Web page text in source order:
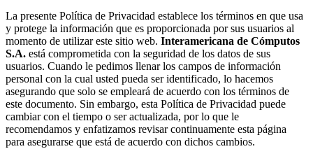
La presente Política de Privacidad establece los términos en que usa
y protege la información que es proporcionada por sus usuarios al
momento de utilizar este sitio web. Interamericana de Cómputos
S.A. está comprometida con la seguridad de los datos de sus
usuarios. Cuando le pedimos llenar los campos de información
personal con la cual usted pueda ser identificado, lo hacemos
asegurando que solo se empleará de acuerdo con los términos de
este documento. Sin embargo, esta Política de Privacidad puede
cambiar con el tiempo o ser actualizada, por lo que le
recomendamos y enfatizamos revisar continuamente esta página
para asegurarse que está de acuerdo con dichos cambios.